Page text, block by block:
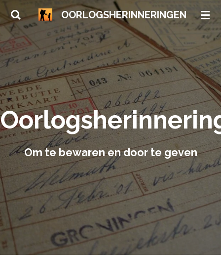
Ga
direct
naar
hoofdinhoud
OORLOGSHERINNERINGEN
Om te bewaren en door te geven